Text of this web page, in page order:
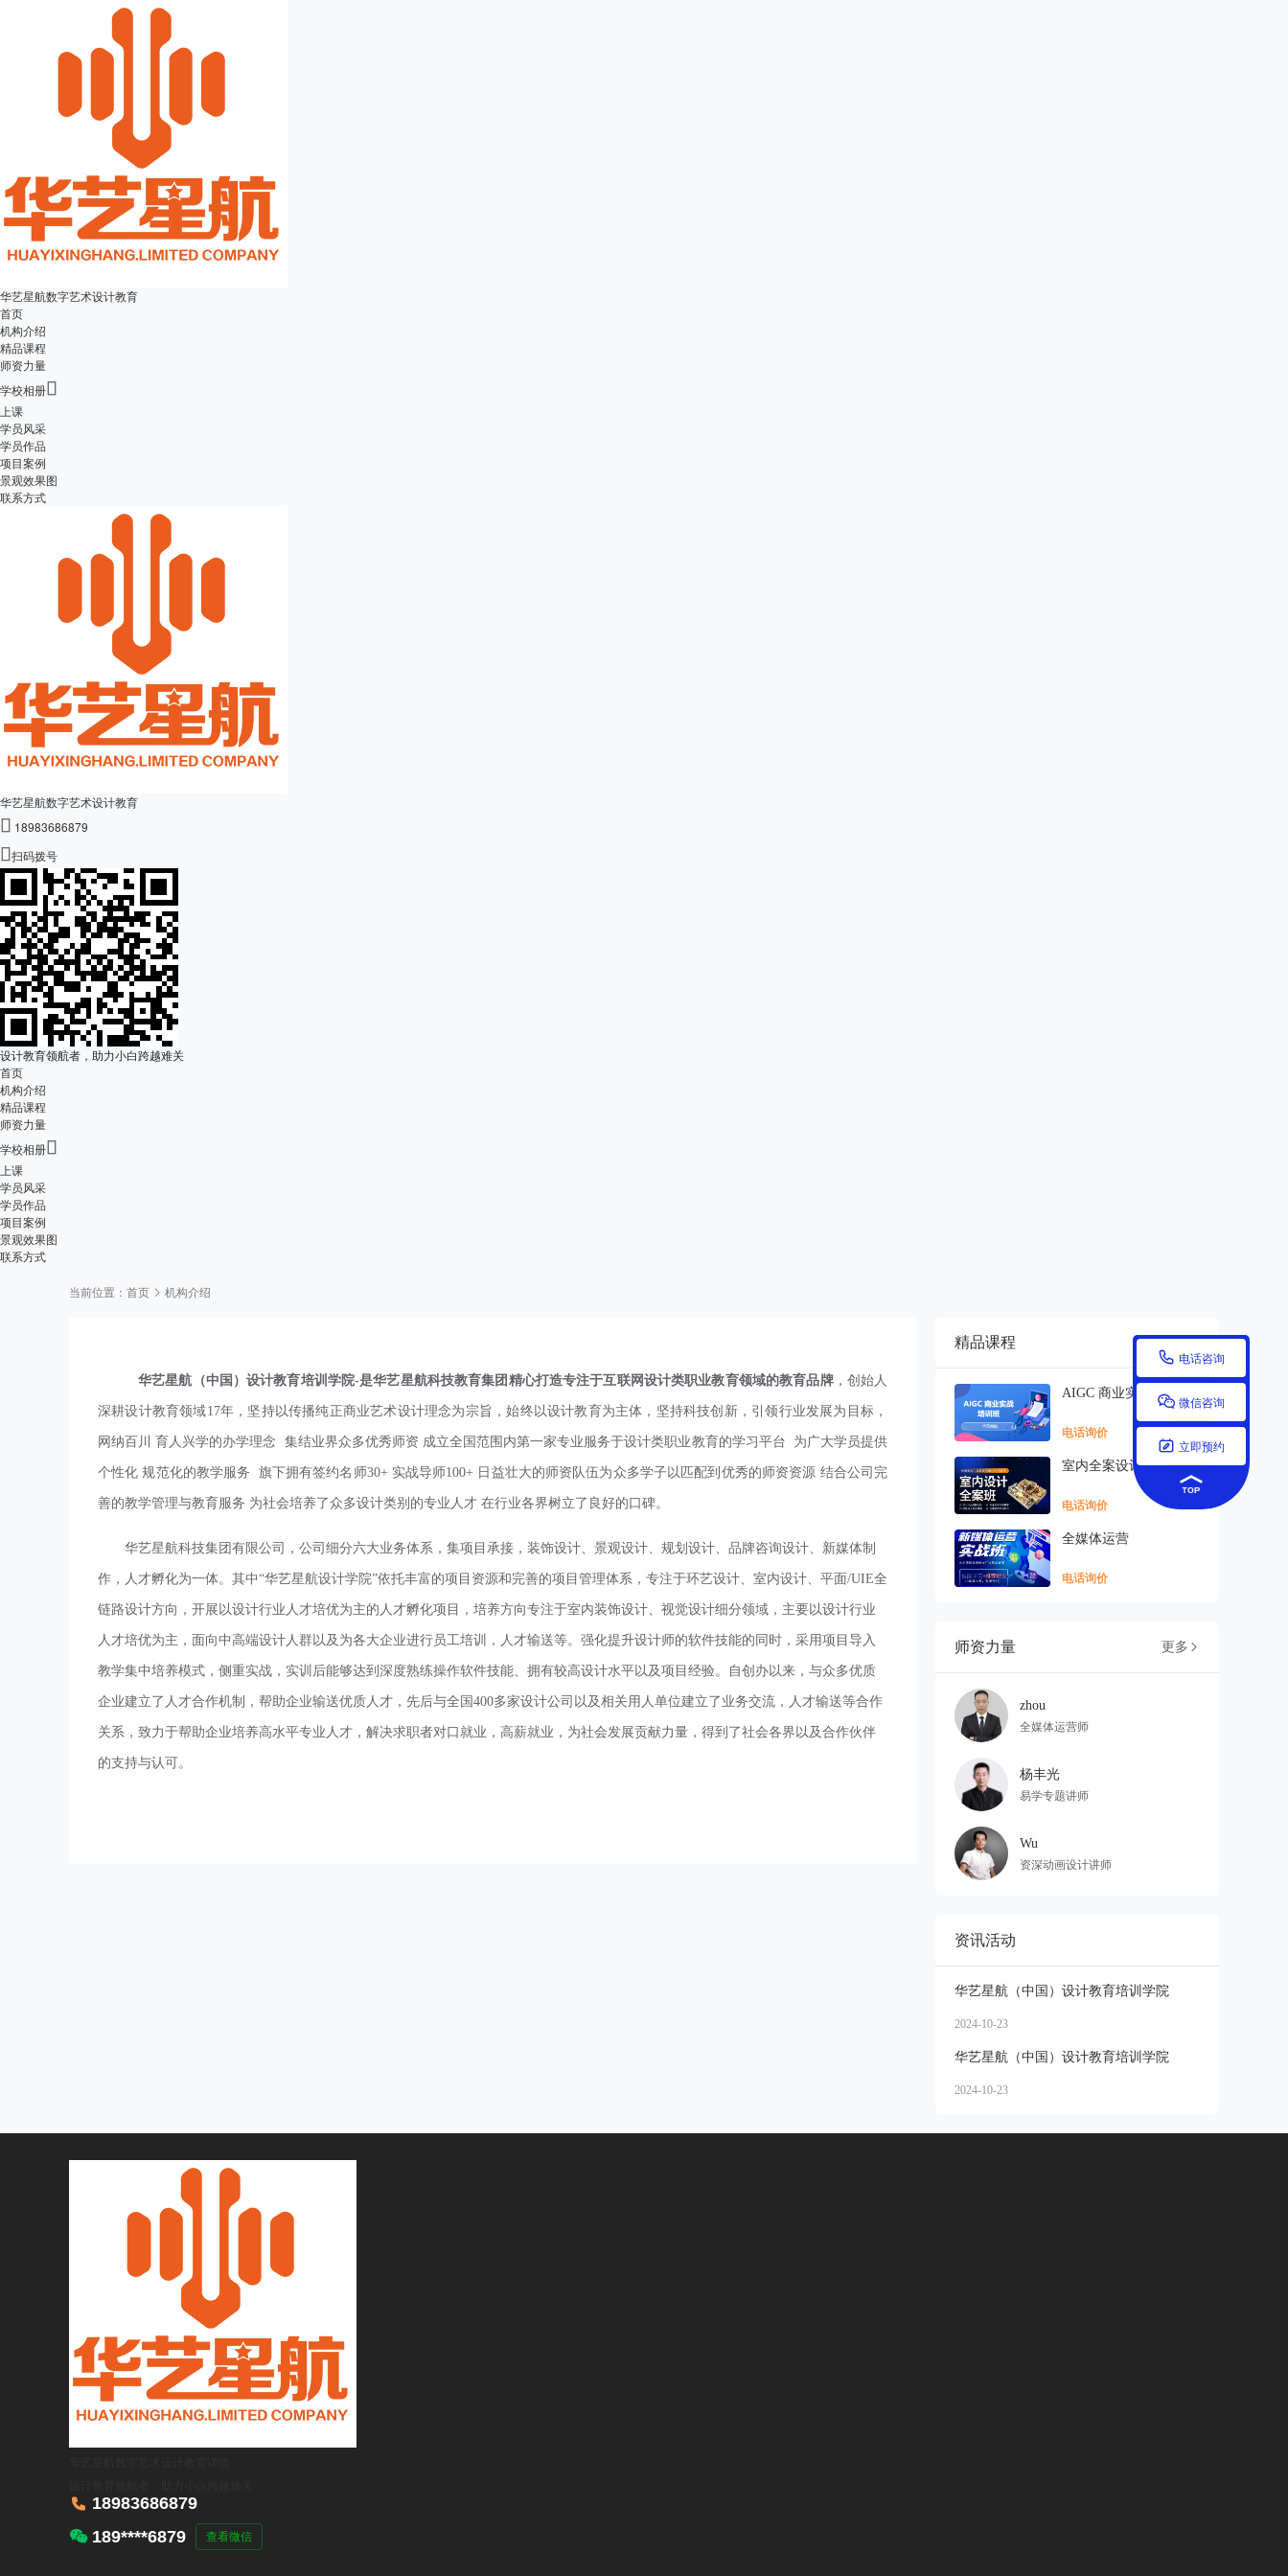
华艺星航数字艺术设计教育
首页
机构介绍
精品课程
师资力量
学校相册
上课
学员风采
学员作品
项目案例
景观效果图
联系方式
华艺星航数字艺术设计教育
 18983686879
扫码拨号
设计教育领航者，助力小白跨越难关
首页
机构介绍
精品课程
师资力量
学校相册
上课
学员风采
学员作品
项目案例
景观效果图
联系方式
当前位置： 首页 机构介绍
华艺星航（中国）设计教育培训学院-是华艺星航科技教育集团精心打造专注于互联网设计类职业教育领域的教育品牌，创始人
深耕设计教育领域17年，坚持以传播纯正商业艺术设计理念为宗旨，始终以设计教育为主体，坚持科技创新，引领行业发展为目标，
网纳百川 育人兴学的办学理念 集结业界众多优秀师资 成立全国范围内第一家专业服务于设计类职业教育的学习平台 为广大学员提供
个性化 规范化的教学服务 旗下拥有签约名师30+ 实战导师100+ 日益壮大的师资队伍为众多学子以匹配到优秀的师资资源 结合公司完
善的教学管理与教育服务 为社会培养了众多设计类别的专业人才 在行业各界树立了良好的口碑。
华艺星航科技集团有限公司， 公司 细分六大业务体系 ， 集项目承接， 装饰设计、 景观设计、 规划设计、 品牌咨询设计、 新媒体制
作， 人才孵化为一体。其中“华艺星航设计学院”依托丰富的项目资源和完善的项目管理体系， 专注于环艺设计、室内设计、平面/UIE全
链路设计方向， 开展以设计行业人才培优为主的人才孵化项目，培养方向专注于室内装饰设计、视觉设计细分领域， 主要以设计行业
人才培优为主，面向中高端设计人群以及为各大企业进行员工培训，人才输送等。强化提升设计师的软件技能的同时，采用项目导入
教学集中培养模式，侧重实战，实训后能够达到深度熟练操作软件技能、拥有较高设计水平以及项目经验。自创办以来，与众多优质
企业建立了人才合作机制，帮助企业输送优质人才， 先后与全国 400多家设计公司以及相关用人单位建立了业务交流，人才输送等合作
关系，致力于帮助企业培养高水平专业人才，解决求职者对口就业，高薪就业，为社会发展贡献力量 ，得到了社会各界以及合作伙伴
的支持与认可。
精品课程 更多
AIGC 商业实战培训班
电话询价
室内全案设计
电话询价
全媒体运营
电话询价
师资力量 更多 
zhou
全媒体运营师
杨丰光
易学专题讲师
Wu
资深动画设计讲师
资讯活动
华艺星航（中国）设计教育培训学院
2024-10-23
华艺星航（中国）设计教育培训学院
2024-10-23
 电话咨询
 微信咨询
 立即预约
 18983686879
 189****6879 查看微信